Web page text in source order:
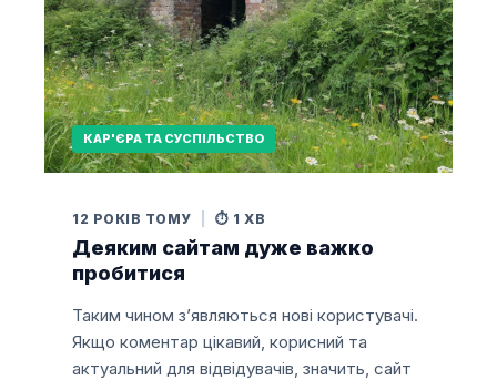
КАР'ЄРА ТА СУСПІЛЬСТВО
12 РОКІВ ТОМУ ⏱️ 1 ХВ
Деяким сайтам дуже важко
пробитися
Таким чином з’являються нові користувачі.
Якщо коментар цікавий, корисний та
актуальний для відвідувачів, значить, сайт